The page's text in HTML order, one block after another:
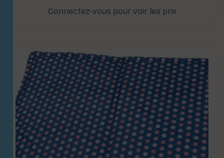
Connectez-vous pour voir les prix